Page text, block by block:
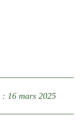
16 mars 2025